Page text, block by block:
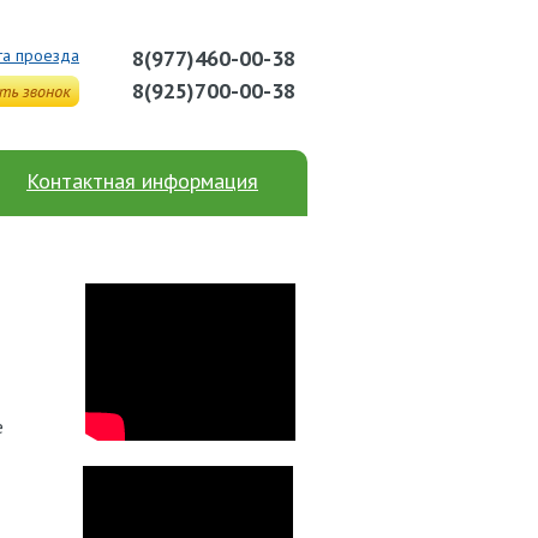
проезда
8(977)460-00-38
8(925)700-00-38
Контактная информация